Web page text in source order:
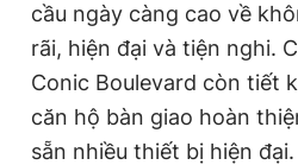
cầu ngày càng cao về
rãi, hiện đại và tiện nghi.
Conic Boulevard còn tiết
căn hộ bàn giao hoàn
sẵn nhiều thiết bị hiện đại.